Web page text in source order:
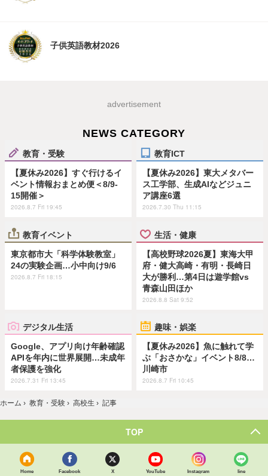
子供英語教材2026
advertisement
NEWS CATEGORY
教育・受験
【夏休み2026】すぐ行けるイ
ベント情報おまとめ便＜8/9-
15開催＞
2026.8.7 Fri 19:45
教育ICT
【夏休み2026】東大メタバー
ス工学部、生成AIなどジュニ
ア講座6選
2026.7.30 Thu 11:15
教育イベント
東京都市大「科学体験教室」
24の実験企画…小中向け9/6
2026.8.7 Fri 18:15
生活・健康
【高校野球2026夏】東海大甲
府・健大高崎・有明・長崎日
大が勝利…第4日は遊学館vs
青森山田ほか
2026.8.8 Sat 9:52
デジタル生活
Google、アプリ向け年齢確認
APIを年内に世界展開…未成年
者保護を強化
2026.7.31 Fri 13:45
趣味・娯楽
【夏休み2026】魚に触れて学
ぶ「おさかな」イベント8/8…
川崎市
2026.8.7 Fri 10:45
ホーム › 教育・受験 › 高校生 › 記事
TOP
Home Facebook X YouTube Instagram line